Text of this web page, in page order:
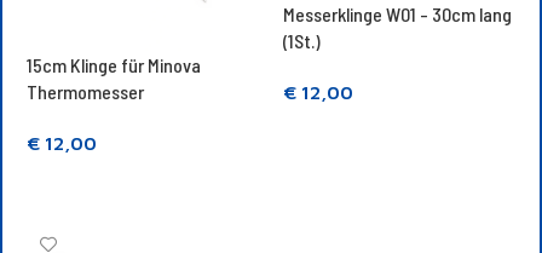
15cm Klinge für Minova
Thermomesser
€ 12,00
Messerklinge W01 - 30cm lang
(1St.)
€ 12,00